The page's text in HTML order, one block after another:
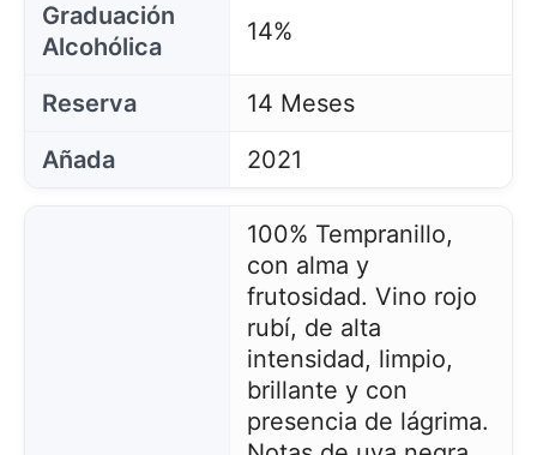
Graduación
Alcohólica
14%
Reserva
14 Meses
Añada
2021
100% Tempranillo,
con alma y
frutosidad. Vino rojo
rubí, de alta
intensidad, limpio,
brillante y con
presencia de lágrima.